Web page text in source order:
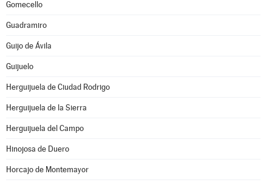
Gomecello
Guadramiro
Guijo de Ávila
Guijuelo
Herguijuela de Ciudad Rodrigo
Herguijuela de la Sierra
Herguijuela del Campo
Hinojosa de Duero
Horcajo de Montemayor